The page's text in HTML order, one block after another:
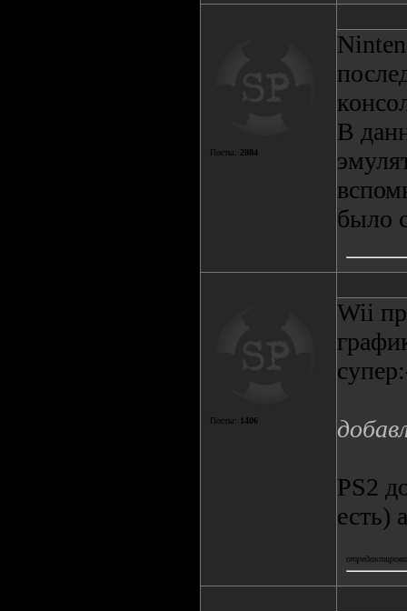
Посты: 2884
В
было
Посты: 1406
Wii
PS2
есть)